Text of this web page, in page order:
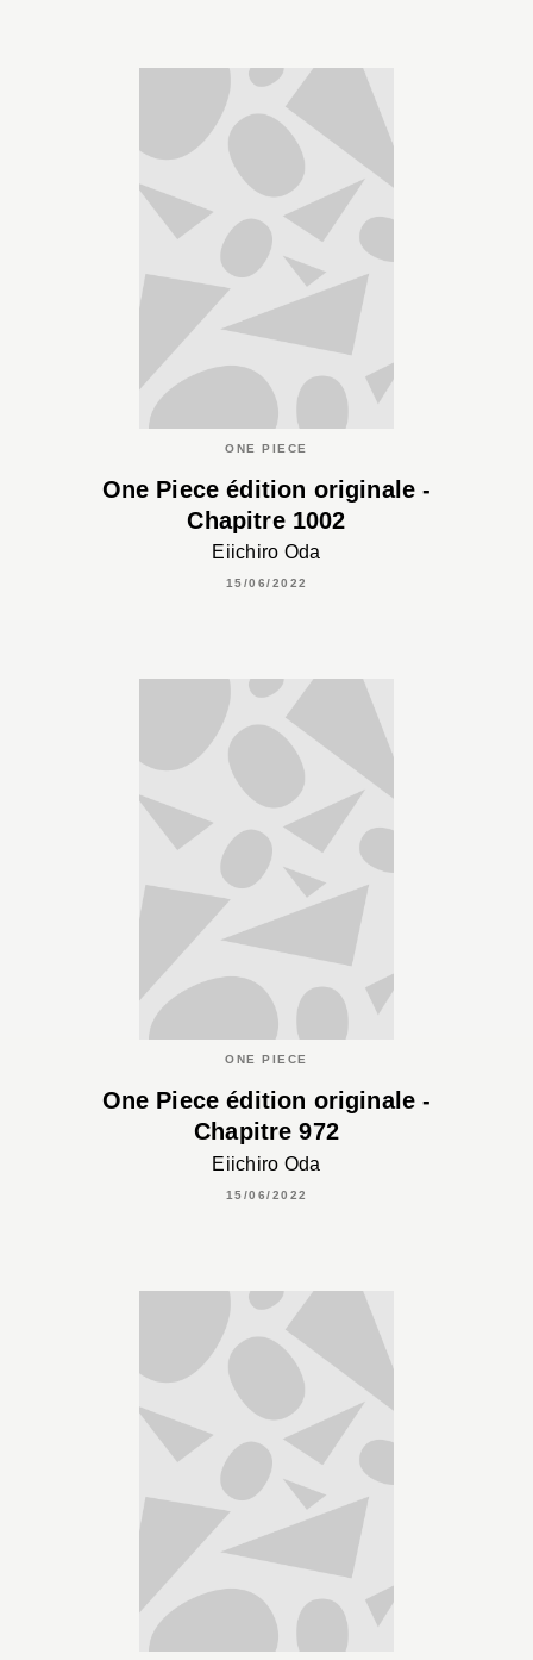
ONE PIECE
One Piece édition originale -
Chapitre 1002
Eiichiro Oda
15/06/2022
ONE PIECE
One Piece édition originale -
Chapitre 972
Eiichiro Oda
15/06/2022